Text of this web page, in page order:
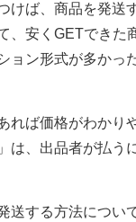
ば、商品を発送
、安くGETできた
ョン形式が多かっ
れば価格がわかり
は、出品者が払う
送する方法につい